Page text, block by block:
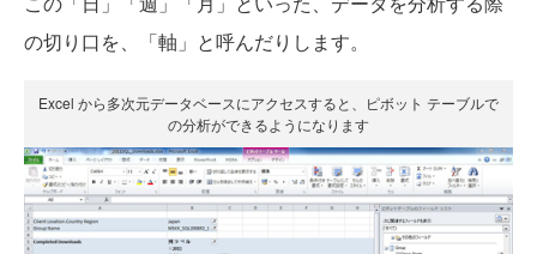
の切り口を、「軸」と呼んだりします。
Excel から多次元データベースにアクセスすると、ピボット テーブルで
の分析ができるようになります